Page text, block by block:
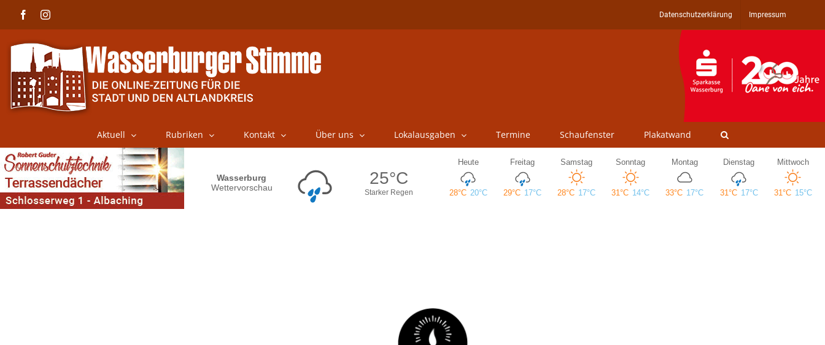
FacebookInstagram Datenschutzerklärung Impressum
Aktuell Rubriken Kontakt Über uns Lokalausgaben Termine Schaufenster Plakatwand